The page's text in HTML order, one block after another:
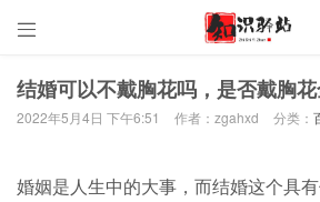

结婚可以不戴胸花吗，是否戴胸
2022年5月4日 下午6:51 作者：zgahxd 分类：
婚姻是人生中的大事，而结婚这个具